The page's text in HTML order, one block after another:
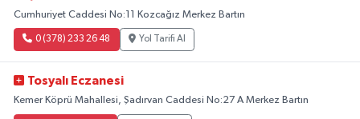
Cumhuriyet Caddesi No:11 Kozcağız Merkez Bartın
0 (378) 233 26 48 Yol Tarifi Al
Tosyalı Eczanesi
Kemer Köprü Mahallesi, Şadırvan Caddesi No:27 A Merkez Bartın